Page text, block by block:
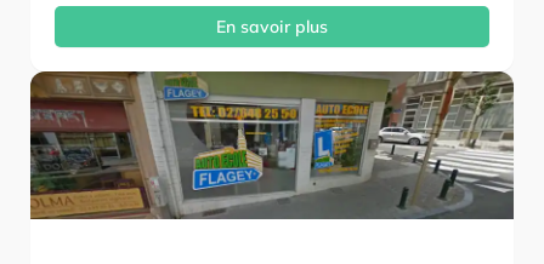
En savoir plus